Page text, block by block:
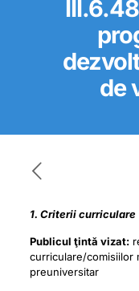
de
1. Criterii curriculare
Publicul ţintă vizat:
curriculare/comisiilor
preuniversitar